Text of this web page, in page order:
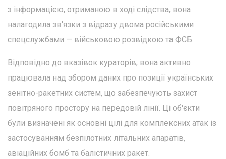
з інформацією, отриманою в ході слідства, вона
налагодила зв'язки з відразу двома російськими
спецслужбами — військовою розвідкою та ФСБ.
Відповідно до вказівок кураторів, вона активно
працювала над збором даних про позиції українських
зенітно-ракетних систем, що забезпечують захист
повітряного простору на передовій лінії. Ці об'єкти
були визначені як основні цілі для комплексних атак із
застосуванням безпілотних літальних апаратів,
авіаційних бомб та балістичних ракет.